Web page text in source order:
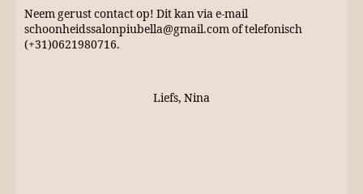
Neem gerust contact op! Dit kan via e-mail
schoonheidssalonpiubella@gmail.com of telefonisch
(+31)0621980716.
Liefs, Nina